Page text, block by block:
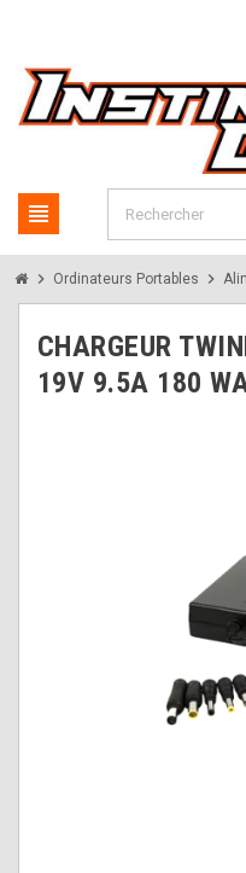
view_headline
chevron_right Ordinateurs Portables chevron_right
CHARGEUR
19V 9.5A 180